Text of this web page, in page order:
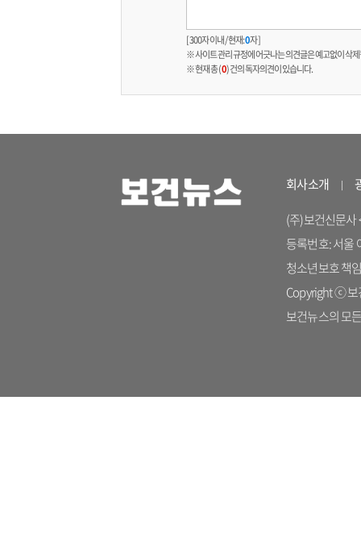
[ 300자 이내 / 현재:0자 ]
※ 사이트 관리 규정에 어긋나는 의견글은 예고없이 삭
※ 현재 총 (0) 건의 독자의견이 있습니다.
회사소개
(주)보건신문사
등록번호: 서울
청소년보호 책
Copyright ⓒ 보
보건뉴스의 모